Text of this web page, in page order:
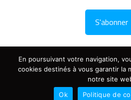
Copyright : tous droits
Politique de confidentialité- Création
En poursuivant votre navigation,
cookies destinés à vous garantir la
notre site
Ok
Politique de